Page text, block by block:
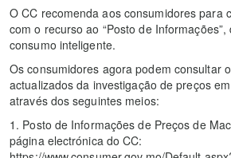
O CC recomenda aos consumidores para
com o recurso ao “Posto de
consumo inteligente.
Os consumidores agora podem consultar
actualizados da investigação de preços
através dos seguintes meios:
1. Posto de Informações de Preços de
página electrónica do CC: